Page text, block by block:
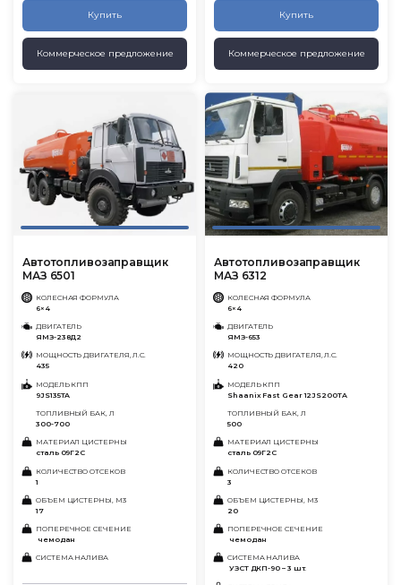
Купить
Коммерческое предложение
Купить
Коммерческое предложение
Автотопливозаправщик
МАЗ 6501
КОЛЕСНАЯ ФОРМУЛА
6×4
ДВИГАТЕЛЬ
ЯМЗ-238Д2
МОЩНОСТЬ ДВИГАТЕЛЯ, Л.С.
435
МОДЕЛЬ КПП
9JS135TA
ТОПЛИВНЫЙ БАК, Л
300-700
МАТЕРИАЛ ЦИСТЕРНЫ
сталь 09Г2С
КОЛИЧЕСТВО ОТСЕКОВ
1
ОБЪЕМ ЦИСТЕРНЫ, М3
17
ПОПЕРЕЧНОЕ СЕЧЕНИЕ
чемодан
СИСТЕМА НАЛИВА
Автотопливозаправщик
МАЗ 6312
КОЛЕСНАЯ ФОРМУЛА
6×4
ДВИГАТЕЛЬ
ЯМЗ-653
МОЩНОСТЬ ДВИГАТЕЛЯ, Л.С.
420
МОДЕЛЬ КПП
Shaanix Fast Gear 12JS200TA
ТОПЛИВНЫЙ БАК, Л
500
МАТЕРИАЛ ЦИСТЕРНЫ
сталь 09Г2С
КОЛИЧЕСТВО ОТСЕКОВ
3
ОБЪЕМ ЦИСТЕРНЫ, М3
20
ПОПЕРЕЧНОЕ СЕЧЕНИЕ
чемодан
СИСТЕМА НАЛИВА
УЗСТ ДКП-90 – 3 шт.